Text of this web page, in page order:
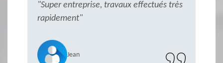
"Super entreprise, travaux effectués très
rapidement"
Jean